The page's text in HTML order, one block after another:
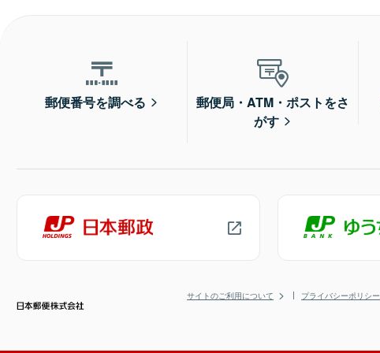
郵便番号を調べる
郵便局・ATM・ポストをさ
がす
サイトのご利用について プライバシーポリシー